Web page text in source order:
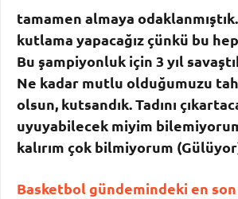
tamamen almaya
kutlama yapacağız çünkü bu
Bu şampiyonluk için 3 yıl
Ne kadar mutlu olduğumuzu
olsun, kutsandık. Tadını
uyuyabilecek miyim
kalırım çok bilmiyorum
Basketbol gündemindeki en